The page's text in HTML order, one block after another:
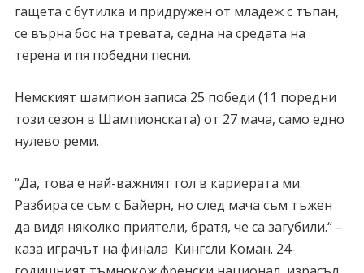
гащета с бутилка и придружен от младеж с тъпан,
се върна бос на тревата, седна на средата на
терена и пя победни песни.
Немският шампион записа 25 победи (11 поредни
този сезон в Шампионската) от 27 мача, само едно
нулево реми.
“Да, това е най-важният гол в кариерата ми.
Разбира се съм с Байерн, но след мача съм тъжен
да видя няколко приятели, братя, че са загубили.“ –
каза играчът на финала Кингсли Коман. 24-